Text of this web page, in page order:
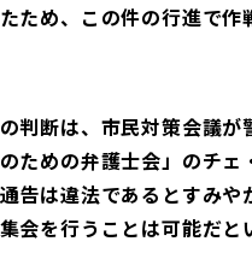
ため、この件の行進で
判断は、市民対策会議
ための弁護士会」のチ
告は違法であるとすみ
会を行うことは可能だと